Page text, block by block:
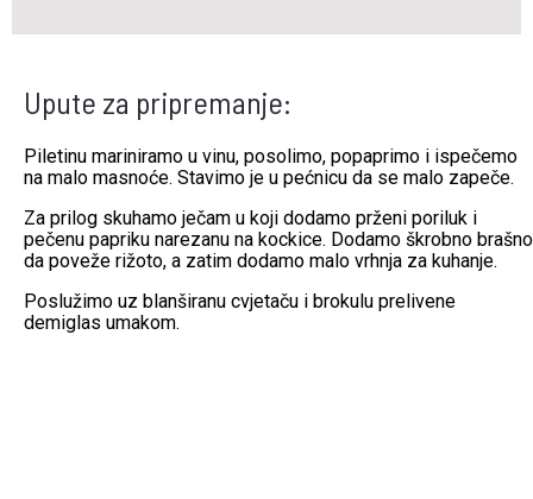
Upute za pripremanje:
Piletinu mariniramo u vinu, posolimo, popaprimo i ispečemo
na malo masnoće. Stavimo je u pećnicu da se malo zapeče.
Za prilog skuhamo ječam u koji dodamo prženi poriluk i
pečenu papriku narezanu na kockice. Dodamo škrobno brašno
da poveže rižoto, a zatim dodamo malo vrhnja za kuhanje.
Poslužimo uz blanširanu cvjetaču i brokulu prelivene
demiglas umakom.